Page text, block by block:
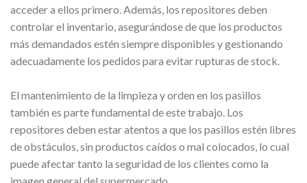
acceder a ellos primero. Además, los repositores deben
controlar el inventario, asegurándose de que los productos
más demandados estén siempre disponibles y gestionando
adecuadamente los pedidos para evitar rupturas de stock.
El mantenimiento de la limpieza y orden en los pasillos
también es parte fundamental de este trabajo. Los
repositores deben estar atentos a que los pasillos estén libres
de obstáculos, sin productos caídos o mal colocados, lo cual
puede afectar tanto la seguridad de los clientes como la